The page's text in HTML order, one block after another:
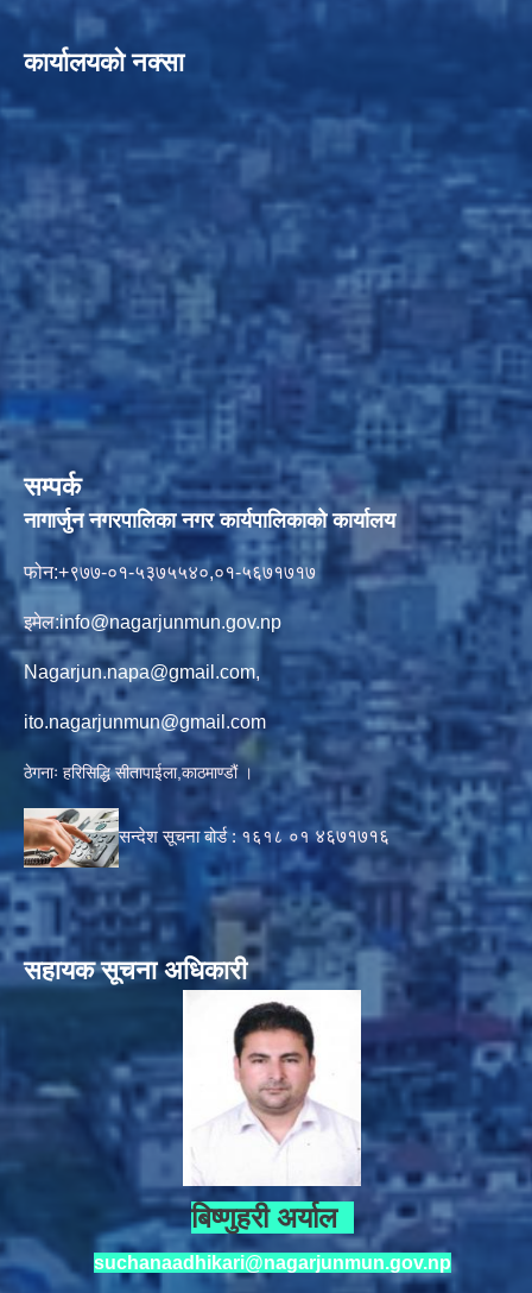
कार्यालयको नक्सा
सम्पर्क
नागार्जुन नगरपालिका नगर कार्यपालिकाको कार्यालय
फोन:+९७७-०१-५३७५५४०,०१-५६७१७१७
इमेल:info@nagarjunmun.gov.np
Nagarjun.napa@gmail.com,
ito.nagarjunmun@gmail.com
ठेगनाः हरिसिद्धि सीतापाईला,काठमाण्डौं ।
सन्देश सूचना बोर्ड : १६१८ ०१४६७१७१६
सहायक सूचना अधिकारी
बिष्णुहरी अर्याल
suchanaadhikari@nagarjunmun.gov.np